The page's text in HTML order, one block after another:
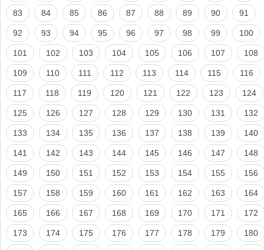
83 84 85 86 87 88 89 90 91
92 93 94 95 96 97 98 99 100
101 102 103 104 105 106 107 108
109 110 111 112 113 114 115 116
117 118 119 120 121 122 123 124
125 126 127 128 129 130 131 132
133 134 135 136 137 138 139 140
141 142 143 144 145 146 147 148
149 150 151 152 153 154 155 156
157 158 159 160 161 162 163 164
165 166 167 168 169 170 171 172
173 174 175 176 177 178 179 180